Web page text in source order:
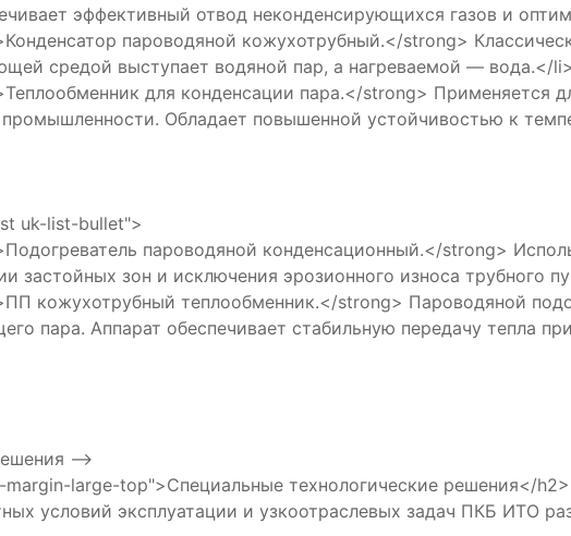
эффективный отвод неконденсирующихся газов и
пароводяной кожухотрубный.</strong>
средой выступает водяной пар, а нагреваемой — вода.</li>
для конденсации пара.</strong> Применяется для
Обладает повышенной устойчивостью к
list-bullet">
пароводяной конденсационный.</strong>
застойных зон и исключения эрозионного износа трубного
теплообменник.</strong> Пароводяной
пара. Аппарат обеспечивает стабильную передачу тепла
-->
large-top">Специальные технологические решения</h2>
условий эксплуатации и узкоотраслевых задач ПКБ ИТО